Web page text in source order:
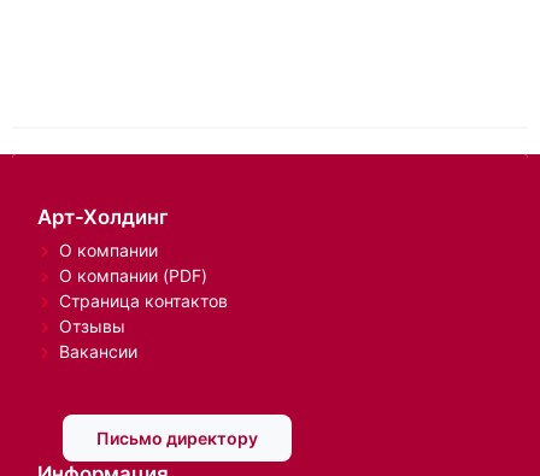
Арт-Холдинг
О компании
О компании (PDF)
Страница контактов
Отзывы
Вакансии
Письмо директору